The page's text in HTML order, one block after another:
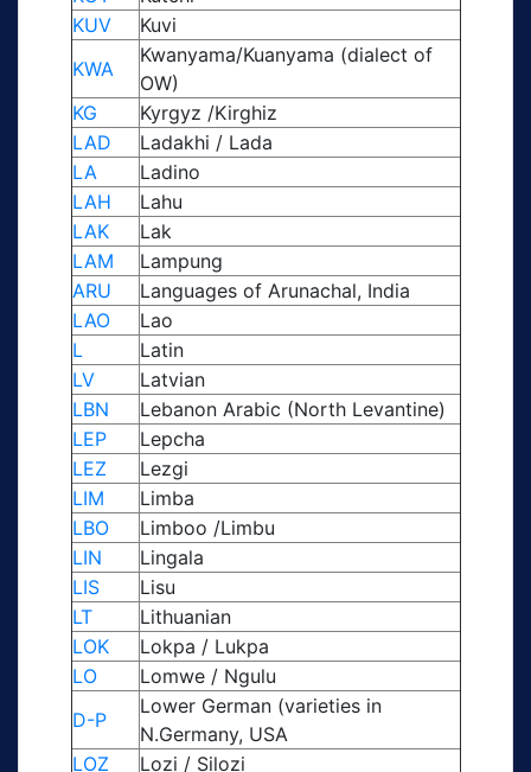
KUV
Kuvi
KWA
Kwanyama/Kuanyama (dialect of
OW)
KG
Kyrgyz /Kirghiz
LAD
Ladakhi / Lada
LA
Ladino
LAH
Lahu
LAK
Lak
LAM
Lampung
ARU
Languages of Arunachal, India
LAO
Lao
L
Latin
LV
Latvian
LBN
Lebanon Arabic (North Levantine)
LEP
Lepcha
LEZ
Lezgi
LIM
Limba
LBO
Limboo /Limbu
LIN
Lingala
LIS
Lisu
LT
Lithuanian
LOK
Lokpa / Lukpa
LO
Lomwe / Ngulu
D-P
Lower German (varieties in
N.Germany, USA
LOZ
Lozi / Silozi